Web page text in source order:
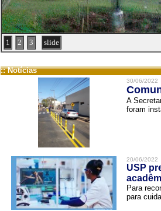
1 2 3 slide
:: Notícias
30/06/2022
A
foram
20/06/2022
USP
Para
para